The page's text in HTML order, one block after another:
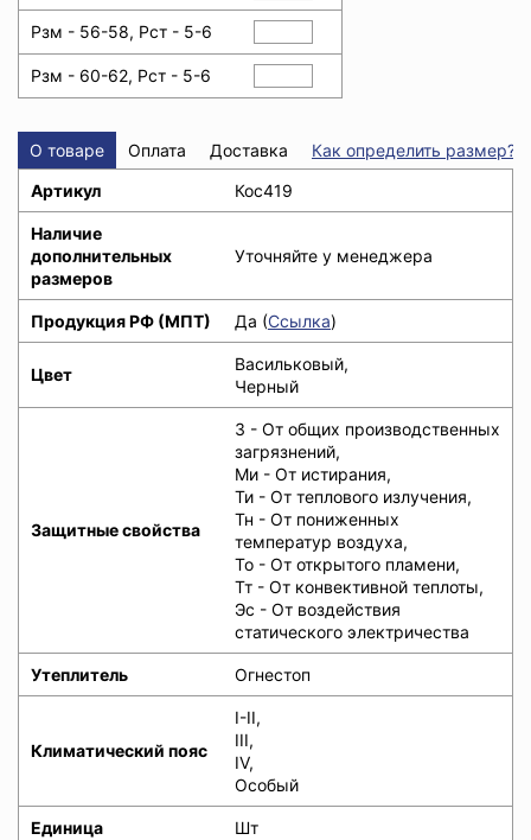
Рзм - 56-58, Рст - 5-6
Рзм - 60-62, Рст - 5-6
О товаре Оплата Доставка
Как определить размер?
Артикул
Кос419
Наличие
дополнительных
размеров
Уточняйте у менеджера
Продукция РФ (МПТ) Да (Ссылка)
Цвет
Васильковый,
Черный
Защитные свойства
З - От общих производственных
загрязнений,
Ми - От истирания,
Ти - От теплового излучения,
Тн - От пониженных
температур воздуха,
То - От открытого пламени,
Тт - От конвективной теплоты,
Эс - От воздействия
статического электричества
Утеплитель Огнестоп
Климатический пояс
I-II,
III,
IV,
Особый
Единица Шт